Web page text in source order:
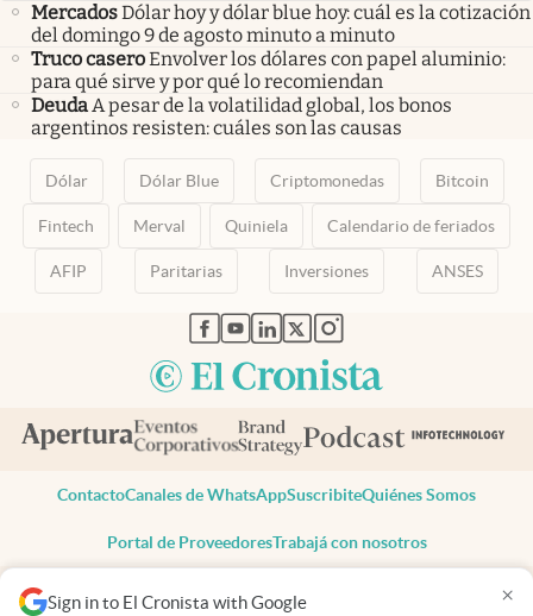
Sign in to El Cronista with Google ×
MercadosDólar hoy y dólar blue hoy: cuál es la cotización
del domingo 9 de agosto minuto a minuto
Truco caseroEnvolver los dólares con papel aluminio:
para qué sirve y por qué lo recomiendan
DeudaA pesar de la volatilidad global, los bonos
argentinos resisten: cuáles son las causas
Dólar Dólar Blue Criptomonedas Bitcoin
Fintech Merval Quiniela Calendario de feriados
AFIP Paritarias Inversiones ANSES
abre en nueva pestaña
abre en nueva pestaña
abre en nueva pestaña
abre en nueva pestaña
abre en nueva pestaña
ContactoCanales de WhatsAppSuscribiteQuiénes Somos
Portal de ProveedoresTrabajá con nosotros
Todos los derechos reservados